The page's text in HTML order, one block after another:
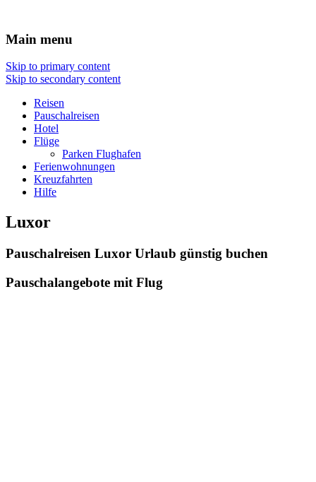
Reisen Hotel Flug
Main menu
Skip to primary content
Skip to secondary content
Reisen
Pauschalreisen
Hotel
Flüge
Parken Flughafen
Ferienwohnungen
Kreuzfahrten
Hilfe
Luxor
Pauschalreisen Luxor Urlaub günstig buchen
Pauschalangebote mit Flug